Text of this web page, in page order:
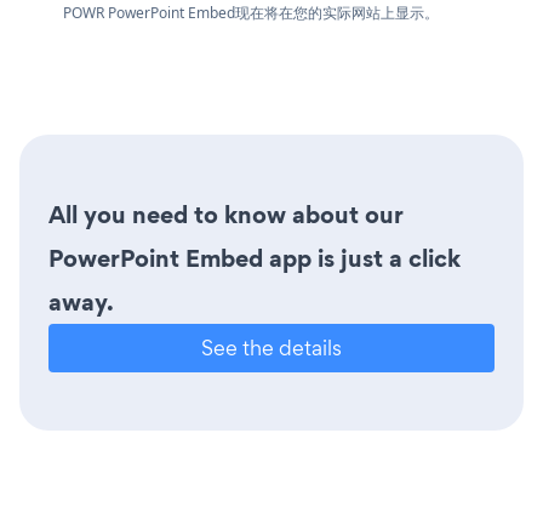
POWR PowerPoint Embed现在将在您的实际网站上显示。
All you need to know about our
PowerPoint Embed app is just a click
away.
See the details